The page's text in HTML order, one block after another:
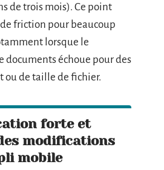
de trois mois). Ce point
friction pour beaucoup
lorsque le
documents échoue pour des
ou de taille de fichier.
forte et
modifications
mobile